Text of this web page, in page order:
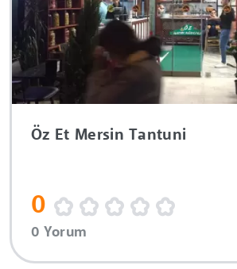
Öz Et Mersin Tantuni
0
0 Yorum